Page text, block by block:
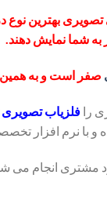
بهترین نوع
به شما نمایش دهند.
صفر است و به همین
را فلزیاب تصویری
انجام می